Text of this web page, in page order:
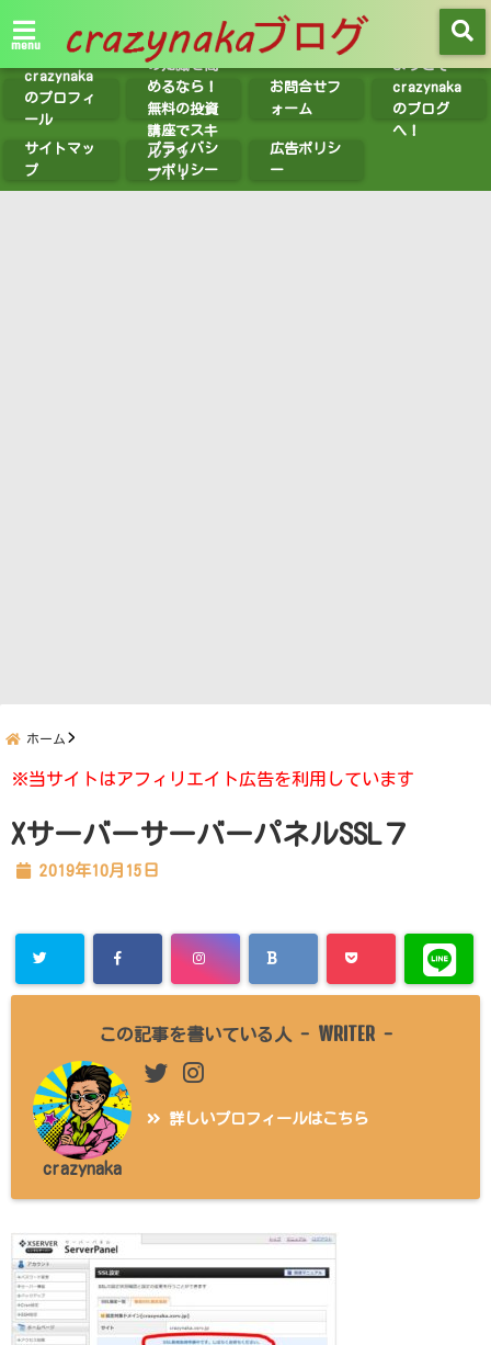
menu
crazynaka
のプロフィ
ール
紹介】投資
の知識を高
めるなら！
無料の投資
講座でスキ
ルアッ
プ！！
お問合せフ
ォーム
ようこそ
crazynaka
のブログ
へ！
サイトマッ
プ
プライバシ
ーポリシー
広告ポリシ
ー
ホーム
※当サイトはアフィリエイト広告を利用しています
XサーバーサーバーパネルSSL７
2019年10月15日
この記事を書いている人 - WRITER -
crazynaka
詳しいプロフィールはこちら